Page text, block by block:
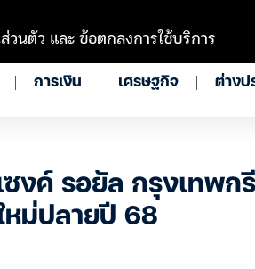
การเงิน เศรษฐกิจ ต่างป
งค์ รอยัล กรุงเทพก
หม่ปลายปี 68
วนตัว และข้อตกลงการใช้บริการ